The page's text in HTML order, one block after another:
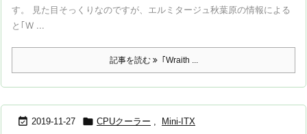
す。 見た目そっくりなのですが、エルミタージュ秋葉原の情報による
と｢W ...
記事を読む ｢Wraith ...
 2019-11-27  CPUクーラー , Mini-ITX